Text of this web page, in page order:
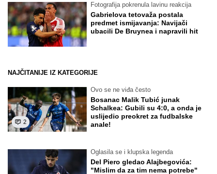
Fotografija pokrenula lavinu reakcija
Gabrielova tetovaža postala
predmet ismijavanja: Navijači
ubacili De Bruynea i napravili hit
NAJČITANIJE IZ KATEGORIJE
2
Ovo se ne viđa često
Bosanac Malik Tubić junak
Schalkea: Gubili su 4:0, a onda je
uslijedio preokret za fudbalske
anale!
Oglasila se i klupska legenda
Del Piero gledao Alajbegovića:
"Mislim da za tim nema potrebe"